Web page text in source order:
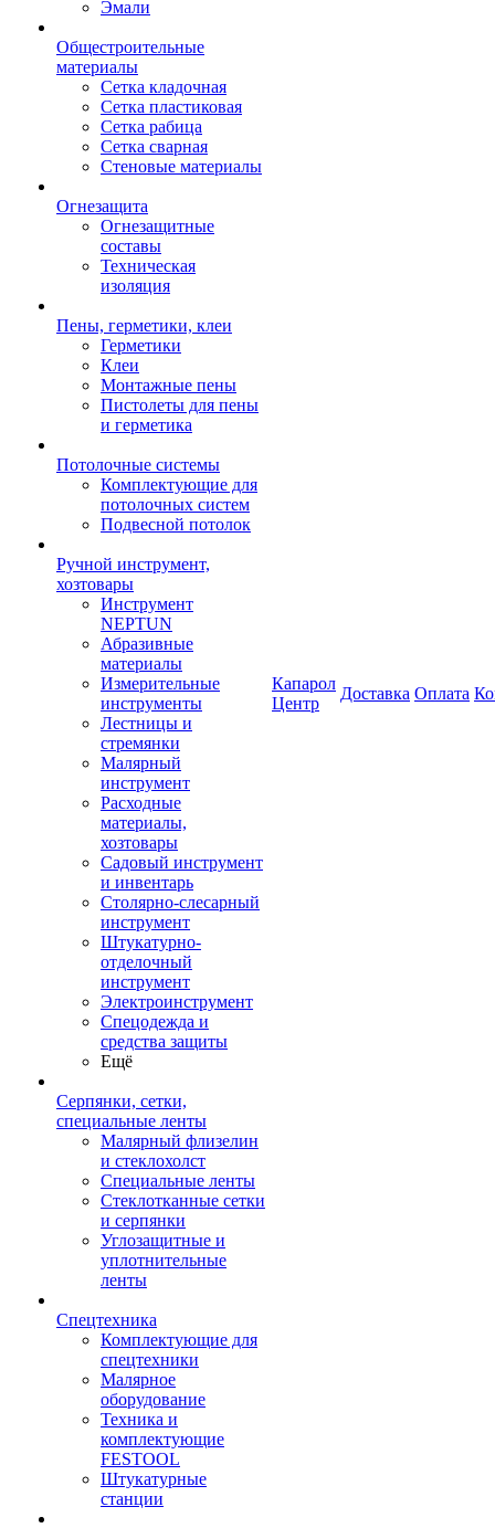
Эмали
Общестроительные
материалы
Сетка кладочная
Сетка пластиковая
Сетка рабица
Сетка сварная
Стеновые материалы
Огнезащита
Огнезащитные
составы
Техническая
изоляция
Пены, герметики, клеи
Герметики
Клеи
Монтажные пены
Пистолеты для пены
и герметика
Потолочные системы
Комплектующие для
потолочных систем
Подвесной потолок
Ручной инструмент,
хозтовары
Инструмент
NEPTUN
Абразивные
материалы
Измерительные
инструменты
Лестницы и
стремянки
Малярный
инструмент
Расходные
материалы,
хозтовары
Садовый инструмент
и инвентарь
Столярно-слесарный
инструмент
Штукатурно-
отделочный
инструмент
Электроинструмент
Спецодежда и
средства защиты
Ещё
Серпянки, сетки,
специальные ленты
Малярный флизелин
и стеклохолст
Специальные ленты
Стеклотканные сетки
и серпянки
Углозащитные и
уплотнительные
ленты
Спецтехника
Комплектующие для
спецтехники
Малярное
оборудование
Техника и
комплектующие
FESTOOL
Штукатурные
станции
Капарол
Центр
Доставка Оплата